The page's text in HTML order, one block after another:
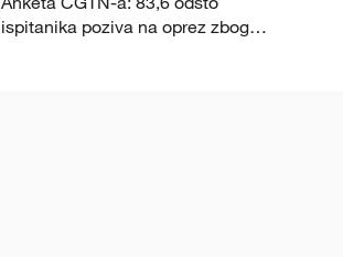
ispitanika poziva na oprez zbog